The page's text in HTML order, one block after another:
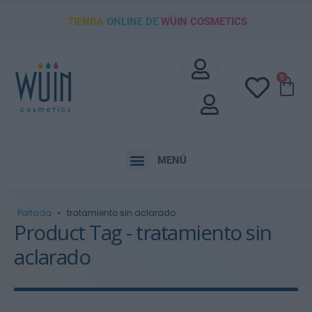
TIENDAONLINE DE WÜIN COSMETICS
0
MENÚ
Portada » tratamiento sin aclarado
Product Tag - tratamiento sin
aclarado